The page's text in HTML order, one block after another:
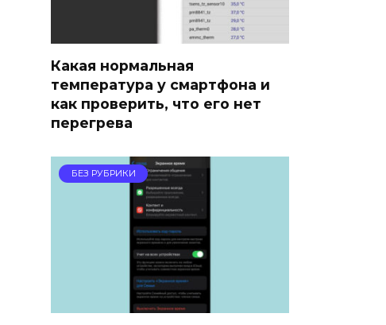
Какая нормальная
температура у смартфона и
как проверить, что его нет
перегрева
БЕЗ РУБРИКИ